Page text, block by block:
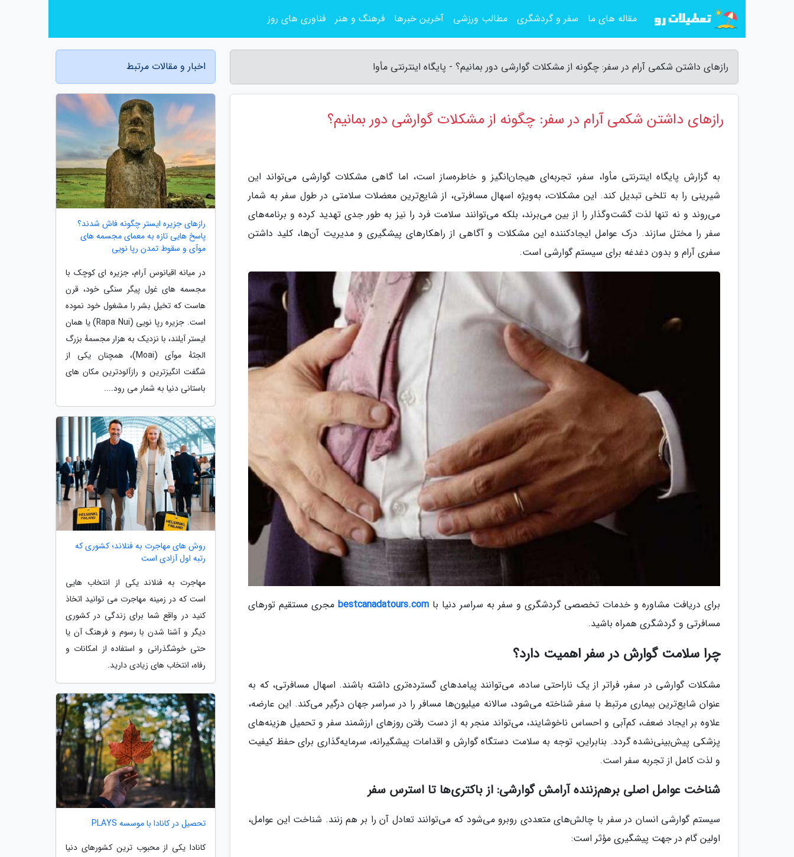
رازهای داشتن شکمی آرام در سفر: چگونه از مشکلات گوارشی دور بمانیم؟ - پایگاه اینترنتی مأوا
رازهای داشتن شکمی آرام در سفر: چگونه از مشکلات گوارشی دور بمانیم؟
به گزارش پایگاه اینترنتی مأوا، سفر، تجربه‌ای هیجان‌انگیز و خاطره‌ساز است، اما گاهی مشکلات گوارشی می‌تواند این
شیرینی را به تلخی تبدیل کند. این مشکلات، به‌ویژه اسهال مسافرتی، از شایع‌ترین معضلات سلامتی در طول سفر به شمار
می‌روند و نه تنها لذت گشت‌وگذار را از بین می‌برند، بلکه می‌توانند سلامت فرد را نیز به طور جدی تهدید کرده و برنامه‌های
سفر را مختل سازند. درک عوامل ایجادکننده این مشکلات و آگاهی از راهکارهای پیشگیری و مدیریت آن‌ها، کلید داشتن
سفری آرام و بدون دغدغه برای سیستم گوارشی است.
برای دریافت مشاوره و خدمات تخصصی گردشگری و سفر به سراسر دنیا با bestcanadatours.com مجری مستقیم تورهای
مسافرتی و گردشگری همراه باشید.
چرا سلامت گوارش در سفر اهمیت دارد؟
مشکلات گوارشی در سفر، فراتر از یک ناراحتی ساده، می‌توانند پیامدهای گسترده‌تری داشته باشند. اسهال مسافرتی، که به
عنوان شایع‌ترین بیماری مرتبط با سفر شناخته می‌شود، سالانه میلیون‌ها مسافر را در سراسر جهان درگیر می‌کند. این عارضه،
علاوه بر ایجاد ضعف، کم‌آبی و احساس ناخوشایند، می‌تواند منجر به از دست رفتن روزهای ارزشمند سفر و تحمیل هزینه‌های
پزشکی پیش‌بینی‌نشده گردد. بنابراین، توجه به سلامت دستگاه گوارش و اقدامات پیشگیرانه، سرمایه‌گذاری برای حفظ کیفیت
و لذت کامل از تجربه سفر است.
شناخت عوامل اصلی برهم‌زننده آرامش گوارشی: از باکتری‌ها تا استرس سفر
سیستم گوارشی انسان در سفر با چالش‌های متعددی روبرو می‌شود که می‌توانند تعادل آن را بر هم زنند. شناخت این عوامل،
اولین گام در جهت پیشگیری مؤثر است:
اخبار و مقالات مرتبط
رازهای جزیره ایستر چگونه فاش شدند؟
پاسخ هایی تازه به معمای مجسمه های
موآی و سقوط تمدن رپا نویی
در میانه اقیانوس آرام، جزیره ای کوچک با
مجسمه های غول پیگر سنگی خود، قرن
هاست که تخیل بشر را مشغول خود نموده
است. جزیره رپا نویی (Rapa Nui) یا همان
ایستر آیلند، با نزدیک به هزار مجسمهٔ بزرگ
الجثهٔ موآی (Moai)، همچنان یکی از
شگفت انگیزترین و رازآلودترین مکان های
باستانی دنیا به شمار می رود....
روش های مهاجرت به فنلاند؛ کشوری که
رتبه اول آزادی است
مهاجرت به فنلاند یکی از انتخاب هایی
است که در زمینه مهاجرت می توانید اتخاذ
کنید در واقع شما برای زندگی در کشوری
دیگر و آشنا شدن با رسوم و فرهنگ آن یا
حتی خوشگذرانی و استفاده از امکانات و
رفاه، انتخاب های زیادی دارید.
تحصیل در کانادا با موسسه PLAYS
کانادا یکی از محبوب ترین کشورهای دنیا
مقاله های ما سفر و گردشگری مطالب ورزشی آخرین خبرها فرهنگ و هنر فناوری های روز